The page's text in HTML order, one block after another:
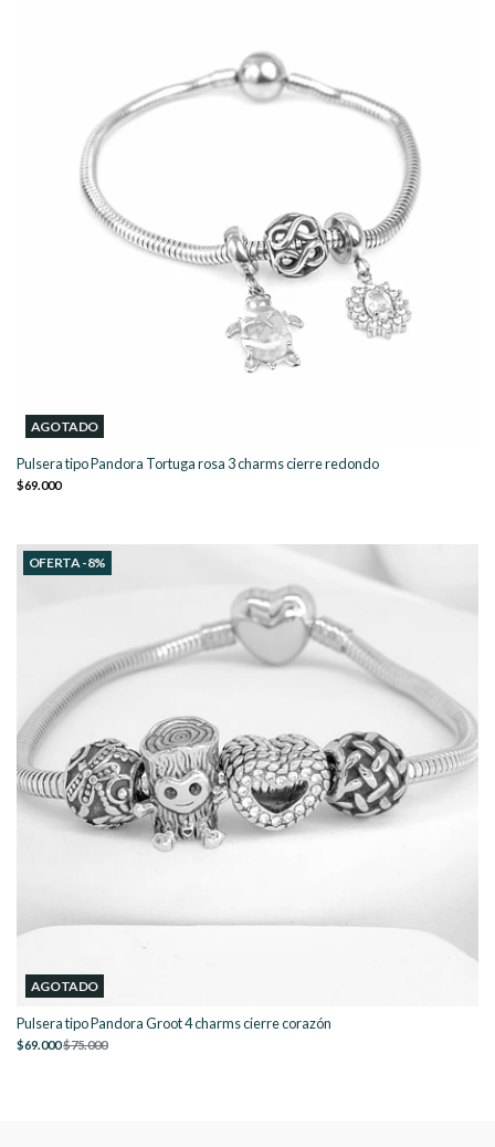
AGOTADO
Pulsera tipo Pandora Tortuga rosa 3 charms cierre redondo
$69.000
OFERTA -8%
AGOTADO
Pulsera tipo Pandora Groot 4 charms cierre corazón
$69.000$75.000